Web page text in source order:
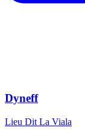
Dyneff
Lieu Dit La Viala